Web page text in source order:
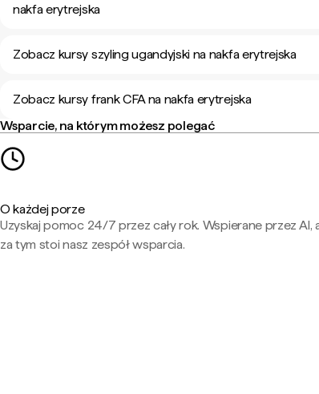
nakfa erytrejska
Zobacz kursy szyling ugandyjski na nakfa erytrejska
Zobacz kursy frank CFA na nakfa erytrejska
Wsparcie, na którym możesz polegać
O każdej porze
Uzyskaj pomoc 24/7 przez cały rok. Wspierane przez AI,
za tym stoi nasz zespół wsparcia.